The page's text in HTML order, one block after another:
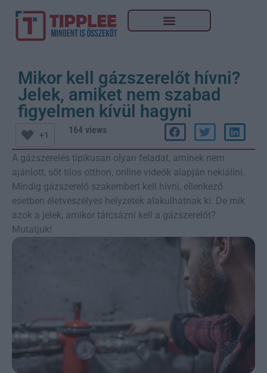
Mikor kell gázszerelőt hívni?
Jelek, amiket nem szabad
figyelmen kívül hagyni
+1 164 views
A gázszerelés tipikusan olyan feladat, aminek nem
ajánlott, sőt tilos otthon, online videók alapján nekiállni.
Mindig gázszerelő szakembert kell hívni, ellenkező
esetben életveszélyes helyzetek alakulhatnak ki. De mik
azok a jelek, amikor tárcsázni kell a gázszerelőt?
Mutatjuk!